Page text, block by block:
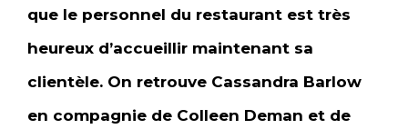
que le personnel du restaurant est très
heureux d’accueillir maintenant sa
clientèle. On retrouve Cassandra Barlow
en compagnie de Colleen Deman et de